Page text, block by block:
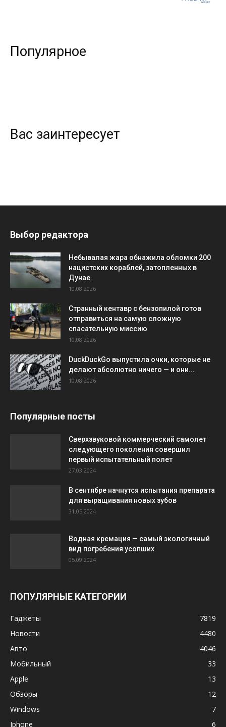
Популярное
Вас заинтересует
Выбор редактора
Небывалая жара обнажила обломки 200
нацистских кораблей, затопленных в
Дунае
10.08.2026
Странный кентавр с бензопилой готов
отправиться на самую сложную
спасательную миссию
10.08.2026
DuckDuckGo выпустила очки, которые не
делают абсолютно ничего — и они...
10.08.2026
Популярные посты
Сверхзвуковой коммерческий самолет
следующего поколения совершил
первый испытательный полет
27.03.2024
В сентябре начнутся испытания препарата
для выращивания новых зубов
31.05.2024
Водная кремация — самый экологичный
вид погребения усопших
05.09.2024
ПОПУЛЯРНЫЕ КАТЕГОРИИ
Гаджеты
7819
Новости
4480
Авто
4046
Мобильный
33
Apple
13
Обзоры
12
Windows
7
Iphone
6